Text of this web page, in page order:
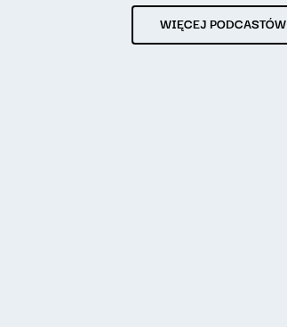
WIĘCEJ PODCASTÓW